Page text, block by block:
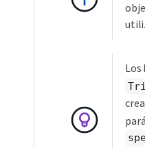
Los